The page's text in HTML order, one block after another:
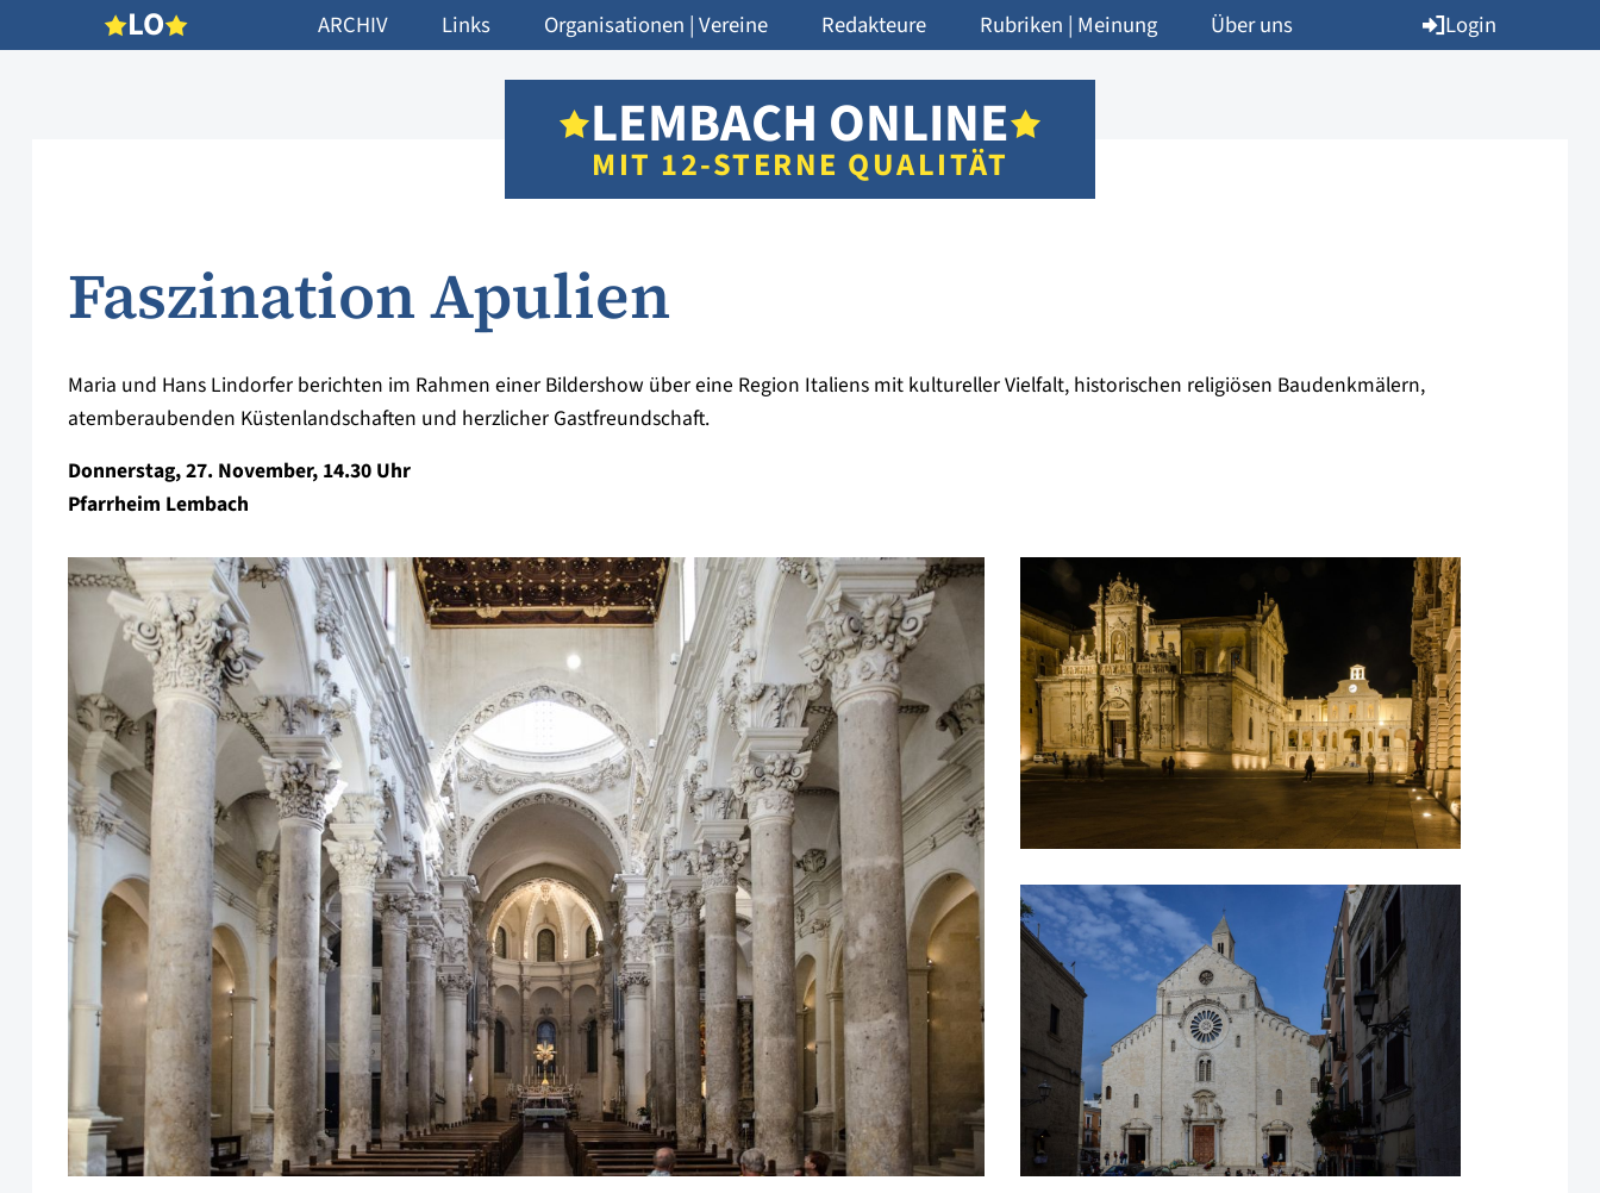
LO ARCHIV Links Organisationen | Vereine Redakteure Rubriken | Meinung Über uns Login
LEMBACH ONLINE
MIT 12-STERNE QUALITÄT
Faszination Apulien
Maria und Hans Lindorfer berichten im Rahmen einer Bildershow über eine Region Italiens mit kultureller Vielfalt, historischen religiösen Baudenkmälern,
atemberaubenden Küstenlandschaften und herzlicher Gastfreundschaft.
Donnerstag, 27. November, 14.30 Uhr
Pfarrheim Lembach